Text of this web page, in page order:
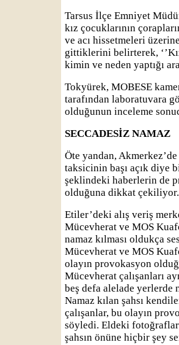
Tarsus İlçe Emniyet
kız çocuklarının
ve acı hissetmeleri
gittiklerini belirterek,
kimin ve neden yaptığı
Tokyürek, MOBESE
tarafından laboratuvara
olduğunun inceleme
SECCADESİZ NAMAZ
Öte yandan,
taksicinin başı açık diye
şeklindeki haberlerin de
olduğuna dikkat çekiliyor.
Etiler’deki alış veriş
Mücevherat ve MOS
namaz kılması oldukça
Mücevherat ve MOS
olayın provokasyon
Mücevherat çalışanları
beş defa alelade yerlerde
Namaz kılan şahsı
çalışanlar, bu olayın
söyledi. Eldeki
şahsın önüne hiçbir şey